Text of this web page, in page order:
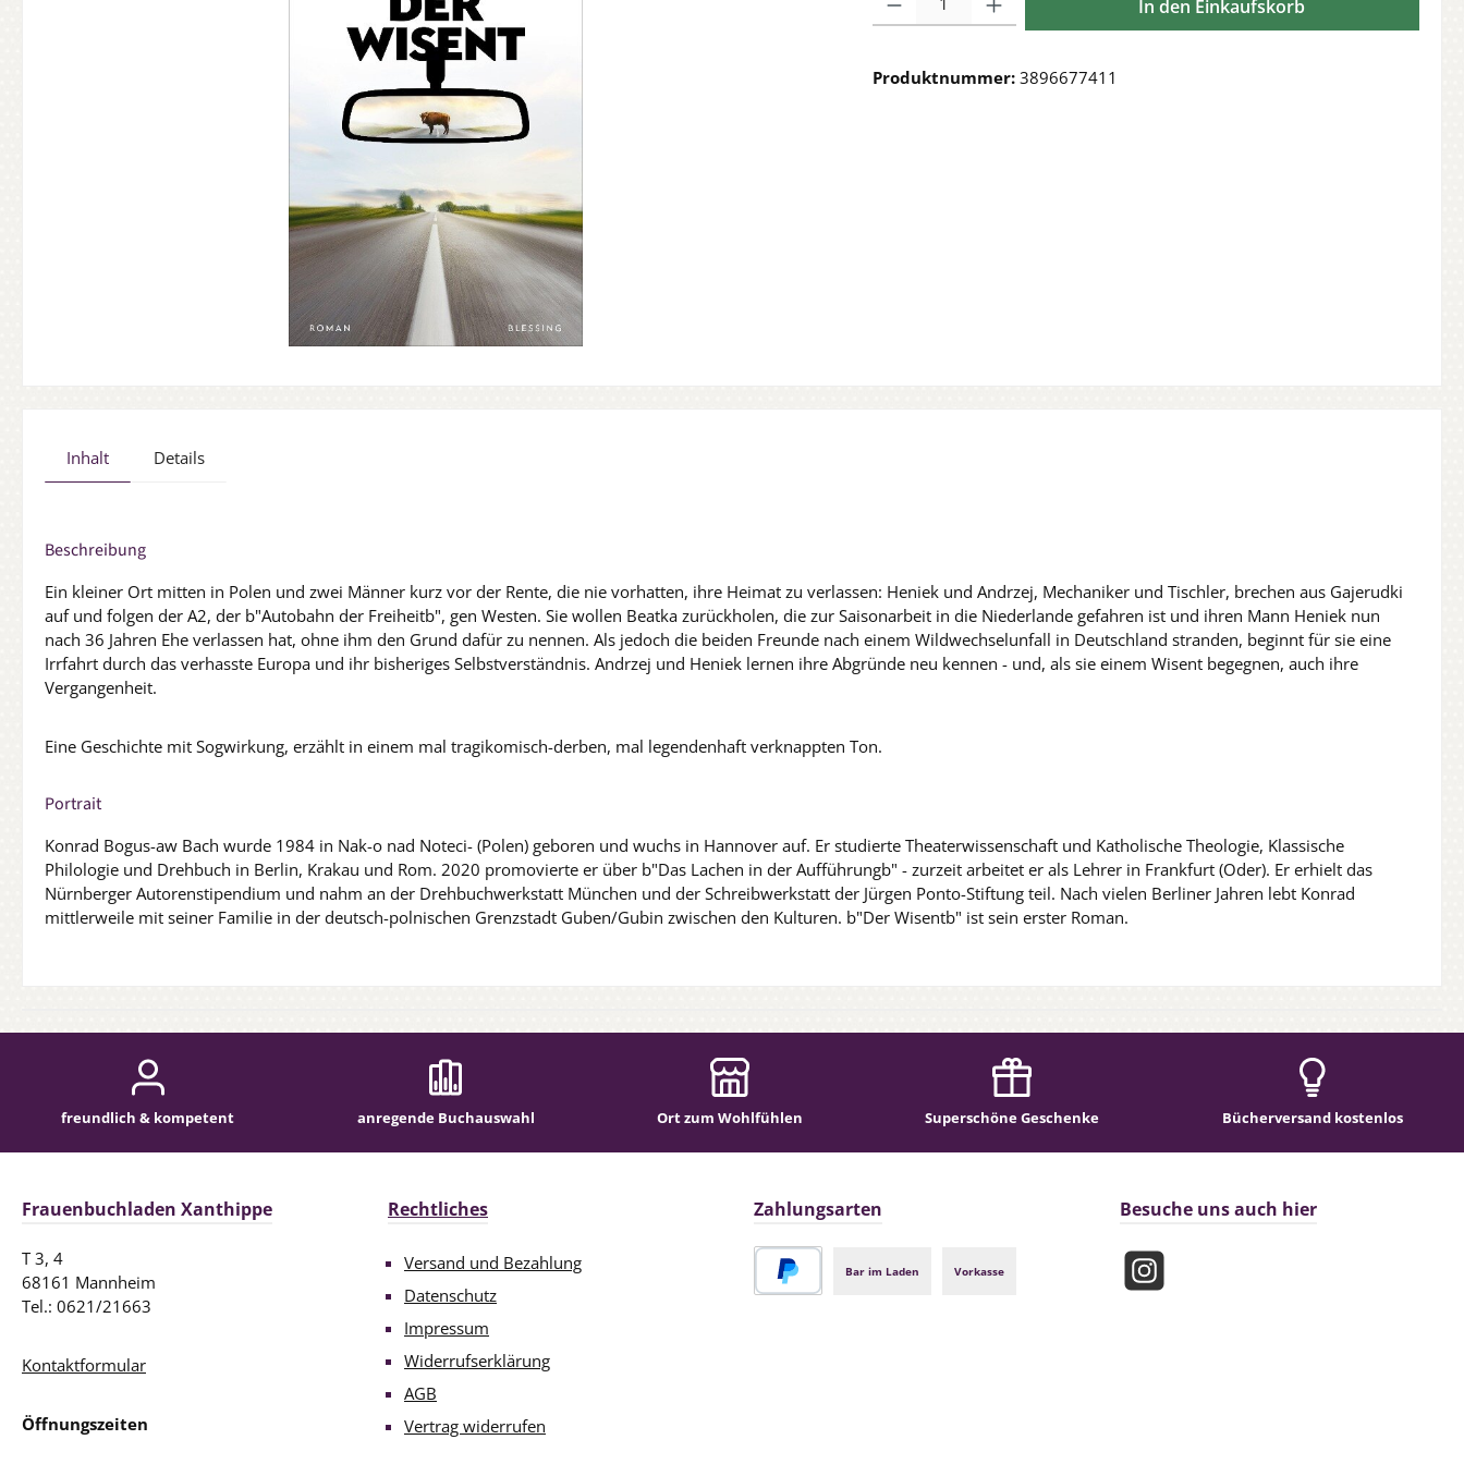
In den Einkaufskorb
Produktnummer: 3896677411
Inhalt Details
Beschreibung
Ein kleiner Ort mitten in Polen und zwei Männer kurz vor der Rente, die nie vorhatten, ihre Heimat zu verlassen: Heniek und Andrzej, Mechaniker und Tischler, brechen aus Gajerudki
auf und folgen der A2, der b"Autobahn der Freiheitb", gen Westen. Sie wollen Beatka zurückholen, die zur Saisonarbeit in die Niederlande gefahren ist und ihren Mann Heniek nun
nach 36 Jahren Ehe verlassen hat, ohne ihm den Grund dafür zu nennen. Als jedoch die beiden Freunde nach einem Wildwechselunfall in Deutschland stranden, beginnt für sie eine
Irrfahrt durch das verhasste Europa und ihr bisheriges Selbstverständnis. Andrzej und Heniek lernen ihre Abgründe neu kennen - und, als sie einem Wisent begegnen, auch ihre
Vergangenheit.
Eine Geschichte mit Sogwirkung, erzählt in einem mal tragikomisch-derben, mal legendenhaft verknappten Ton.
Portrait
Konrad Bogus-aw Bach wurde 1984 in Nak-o nad Noteci- (Polen) geboren und wuchs in Hannover auf. Er studierte Theaterwissenschaft und Katholische Theologie, Klassische
Philologie und Drehbuch in Berlin, Krakau und Rom. 2020 promovierte er über b"Das Lachen in der Aufführungb" - zurzeit arbeitet er als Lehrer in Frankfurt (Oder). Er erhielt das
Nürnberger Autorenstipendium und nahm an der Drehbuchwerkstatt München und der Schreibwerkstatt der Jürgen Ponto-Stiftung teil. Nach vielen Berliner Jahren lebt Konrad
mittlerweile mit seiner Familie in der deutsch-polnischen Grenzstadt Guben/Gubin zwischen den Kulturen. b"Der Wisentb" ist sein erster Roman.
freundlich & kompetent anregende Buchauswahl Ort zum Wohlfühlen Superschöne Geschenke Bücherversand kostenlos
Rechtliches
Versand und Bezahlung
Datenschutz
Impressum
Widerrufserklärung
AGB
Vertrag widerrufen
Zahlungsarten
Vorkasse
Bar im Laden
Besuche uns auch hier
Instagram
Frauenbuchladen Xanthippe
T 3, 4
68161 Mannheim
Tel.: 0621/21663
Kontaktformular
Öffnungszeiten